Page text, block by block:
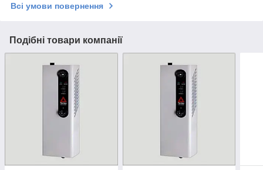
Всі умови повернення
Подібні товари компанії